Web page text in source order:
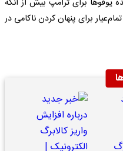
یوفو‌ها برای ترامپ بیش از آنکه
برای پنهان کردن ناکامی در